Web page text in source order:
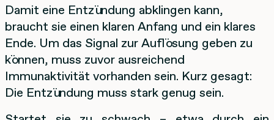
Damit eine Entzündung abklingen kann,
braucht sie einen klaren Anfang und ein klares
Ende. Um das Signal zur Auflösung geben zu
können, muss zuvor ausreichend
Immunaktivität vorhanden sein. Kurz gesagt:
Die Entzündung muss stark genug sein.